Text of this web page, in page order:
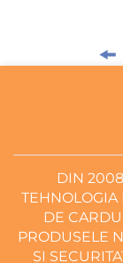
DIN
TEHNOLOGIA
DE
PRODUSELE
ȘI